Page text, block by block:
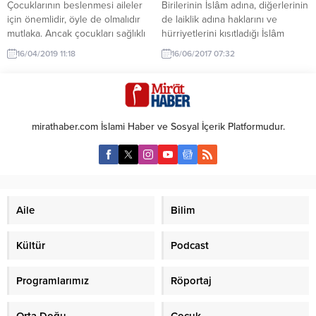
Çocuklarının beslenmesi aileler
için önemlidir, öyle de olmalıdır
mutlaka. Ancak çocukları sağlıklı
beslenmeye teşvik ederken bazı
hatalar yapılabiliyor. ELİF Elif
Öğretmeni Elif’in son günlerde
midesinin bulandığı gerekçesiyle
hiçbir şey yemediğini fark etti.
Durumu aileye açtığımızda ailede
son zamanlardaki bu iştahsızlığı
16/04/2019 11:18
Birilerinin İslâm adına, diğerlerinin
de laiklik adına haklarını ve
hürriyetlerini kısıtladığı İslâm
kadını, İslâmî çizgiden ödün
vermeden ayağa kalkmaya
Kendilerine Karşı
Uygulanmayabileceği
KişilerKimlerdir? Kendilerine karşı
vücudun örtüleceği kişiler bütün
erkekler değil, yalnızca
kendileriyle evlenilebilecek olan
konumundaki...
16/06/2017 07:32
mirathaber.com İslami Haber ve Sosyal İçerik Platformudur.
Aile Bilim
Kültür Podcast
Programlarımız Röportaj